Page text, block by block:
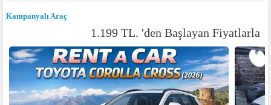
Kampanyalı Araç
1.199 TL. 'den Başlayan Fiyatlarla